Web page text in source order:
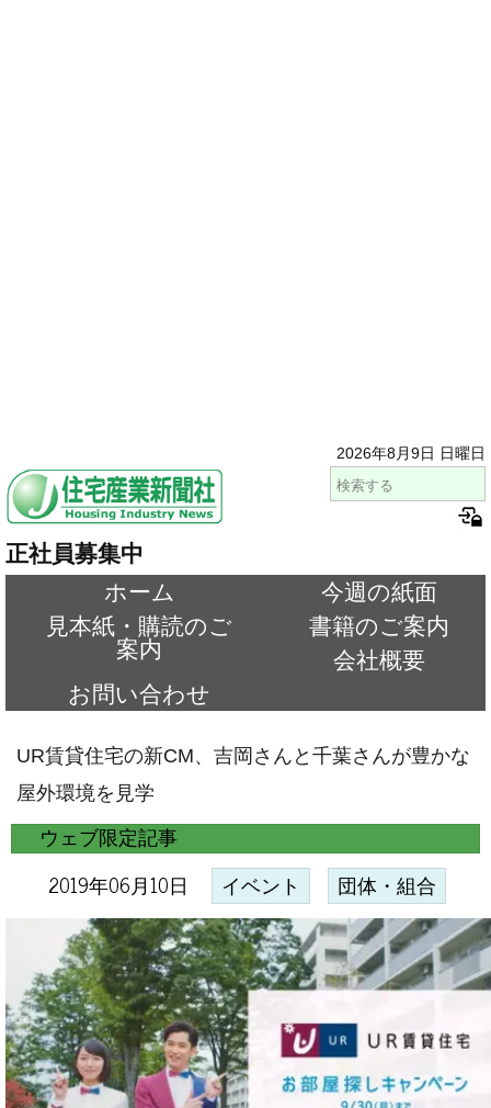
2026年8月9日 日曜日
正社員募集中
ホーム
今週の紙面
見本紙・購読のご
案内
書籍のご案内
会社概要
お問い合わせ
UR賃貸住宅の新CM、吉岡さんと千葉さんが豊かな
屋外環境を見学
ウェブ限定記事
2019年06月10日 イベント 団体・組合